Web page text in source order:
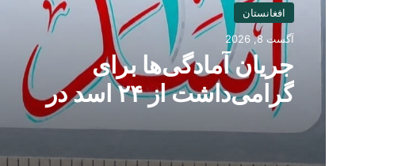
افغانستان
آگست 8, 2026
جریان آمادگی‌ها برای
گرامی‌داشت از ۲۴ اسد در
مزارشریف